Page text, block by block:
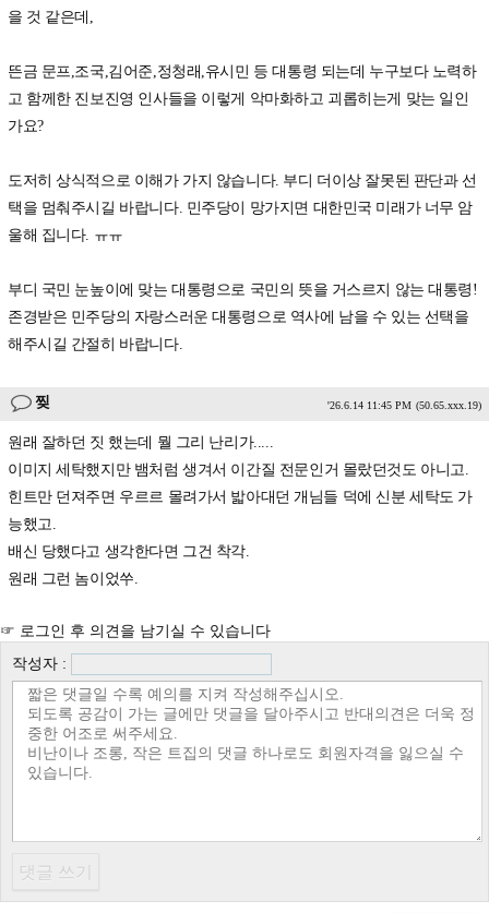
을 것 같은데,
뜬금 문프,조국,김어준,정청래,유시민 등 대통령 되는데 누구보다 노력하
고 함께한 진보진영 인사들을 이렇게 악마화하고 괴롭히는게 맞는 일인
가요?
도저히 상식적으로 이해가 가지 않습니다. 부디 더이상 잘못된 판단과 선
택을 멈춰주시길 바랍니다. 민주당이 망가지면 대한민국 미래가 너무 암
울해 집니다. ㅠㅠ
부디 국민 눈높이에 맞는 대통령으로 국민의 뜻을 거스르지 않는 대통령!
존경받은 민주당의 자랑스러운 대통령으로 역사에 남을 수 있는 선택을
해주시길 간절히 바랍니다.
찢 '26.6.14 11:45 PM (50.65.xxx.19)
원래 잘하던 짓 했는데 뭘 그리 난리가.....
이미지 세탁했지만 뱀처럼 생겨서 이간질 전문인거 몰랐던것도 아니고.
힌트만 던져주면 우르르 몰려가서 밟아대던 개님들 덕에 신분 세탁도 가
능했고.
배신 당했다고 생각한다면 그건 착각.
원래 그런 놈이었쑤.
☞ 로그인 후 의견을 남기실 수 있습니다
작성자 :